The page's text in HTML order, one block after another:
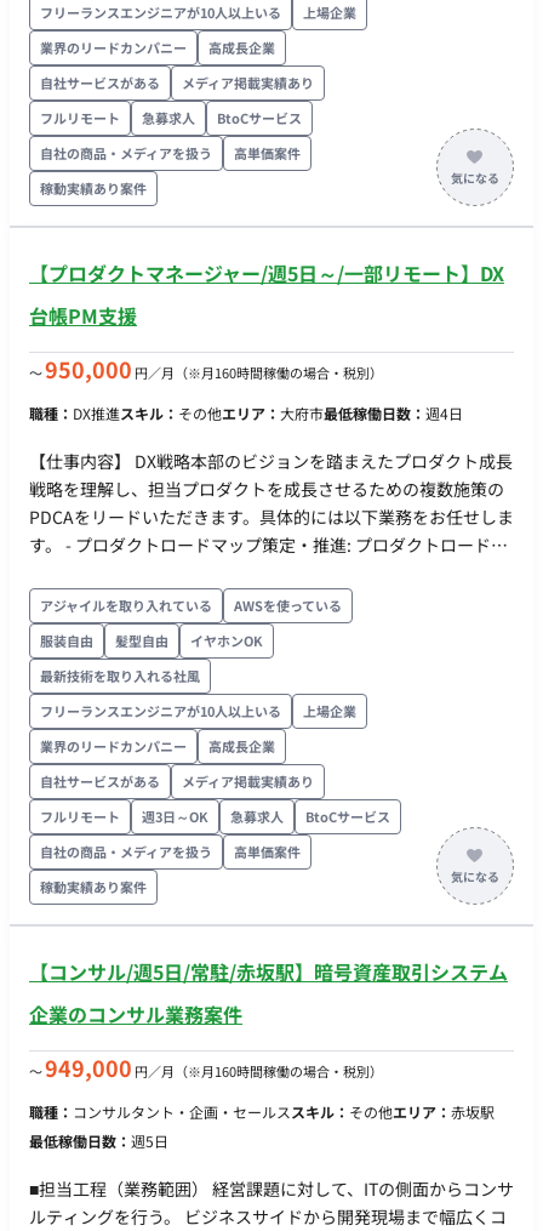
グ戦術の執行を行うメンバーの業務効果が最大化されるよう継
続的に支援。 - 会員セグメントに基づいた育成シナリオの構想:
当社の顧客セグメントを深く理解し、アプリ/SNSなどのチャネ
ルを活用した育成シナリオを構成し具体的な戦術を策定する。 -
必要な人材モデルの作成: 構想した顧客育成シナリオの実現に必
要なスキルを持つ人材像を定義し、採用・育成計画を含む人材
モデルを作成。 - ベンダー選定支援: 提案された内容を評価し、
最適なベンダー等の支援会社の選定を支援。 - ROI（投資対効
のROIモデルを作成し、経営層への説明・合意形成を行う。 - 経
営層への報告・提案支援: 検討状況や計画内容について、ストラ
テジストが定期的に経営層へ報告し、必要な承認を得るための
支援を行う。 - 関連部門との連携: デジタルマーケティング部以
外の関連部門と密に連携し、情報共有や意見交換を行いながら
計画を推進。
フリーランスエンジニアが10人以上いる
上場企業
業界のリードカンパニー
高成長企業
自社サービスがある
メディア掲載実績あり
フルリモート
急募求人
BtoCサービス
自社の商品・メディアを扱う
高単価案件
稼動実績あり案件
【プロダクトマネージャー/週5日～/一部リモート】DX
台帳PM支援
〜950,000 円／月 （※月160時間稼働の場合・税別）
職種： DX推進スキル： その他エリア： 大府市最低稼働日数： 週4日
【仕事内容】 DX戦略本部のビジョンを踏まえたプロダクト成長
戦略を理解し、担当プロダクトを成長させるための複数施策の
PDCAをリードいただきます。具体的には以下業務をお任せしま
す。 - プロダクトロードマップ策定・推進: プロダクトロードマ
ジメント: 各サービスや機能のKPIを設定・モニタリングし、目
標達成に向けたPDCAサイクルを確立。 - 継続的改善の主導:
PDCAの中で顧客インサイトを深く理解し、必要な機能制限を
提案、関係者との合意形成を主導。 - ステークホルダーマネジ
メント: プロダクトに関わる社内外のステークホルダーマネジメ
ント。 - データドリブンなプロダクトマネジメント: データアナ
リティクスを担当するチームと連携し、ビジネス観点から仮説
検証。 - ドメイン知識の収集とユースケース創出: プロダクトに
関わるドメイン知識を社内外から収集し、EX/CX向上に繋がる
ユースケースを創出する。
アジャイルを取り入れている
AWSを使っている
服装自由
髪型自由
イヤホンOK
最新技術を取り入れる社風
フリーランスエンジニアが10人以上いる
上場企業
業界のリードカンパニー
高成長企業
自社サービスがある
メディア掲載実績あり
フルリモート
週3日～OK 急募求人
BtoCサービス
自社の商品・メディアを扱う
高単価案件
稼動実績あり案件
【コンサル/週5日/常駐/赤坂駅】暗号資産取引システム
企業のコンサル業務案件
〜949,000 円／月 （※月160時間稼働の場合・税別）
職種： コンサルタント・企画・セールススキル： その他エリア： 赤坂駅
最低稼働日数： 週5日
■担当工程（業務範囲） 経営課題に対して、ITの側面からコンサ
ルティングを行う。 ビジネスサイドから開発現場まで幅広くコ